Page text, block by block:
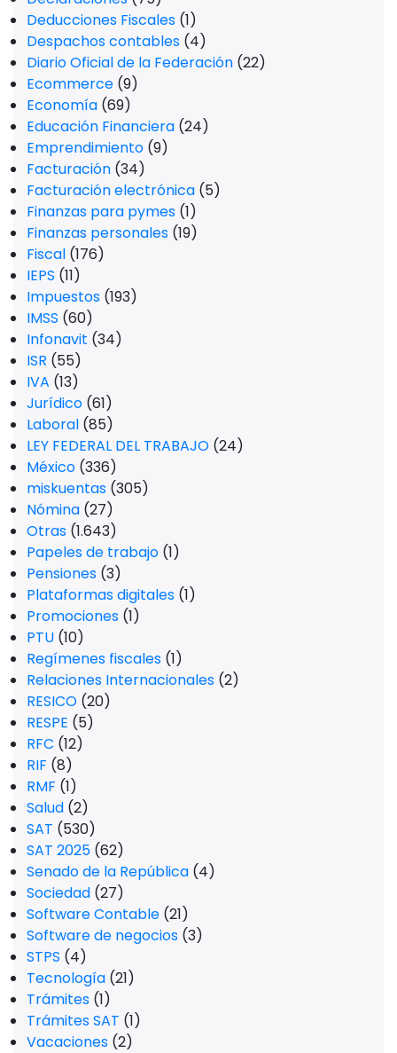
Deducciones Fiscales (1)
Despachos contables (4)
Diario Oficial de la Federación (22)
Ecommerce (9)
Economía (69)
Educación Financiera (24)
Emprendimiento (9)
Facturación (34)
Facturación electrónica (5)
Finanzas para pymes (1)
Finanzas personales (19)
Fiscal (176)
IEPS (11)
Impuestos (193)
IMSS (60)
Infonavit (34)
ISR (55)
IVA (13)
Jurídico (61)
Laboral (85)
LEY FEDERAL DEL TRABAJO (24)
México (336)
miskuentas (305)
Nómina (27)
Otras (1.643)
Papeles de trabajo (1)
Pensiones (3)
Plataformas digitales (1)
Promociones (1)
PTU (10)
Regímenes fiscales (1)
Relaciones Internacionales (2)
RESICO (20)
RESPE (5)
RFC (12)
RIF (8)
RMF (1)
Salud (2)
SAT (530)
SAT 2025 (62)
Senado de la República (4)
Sociedad (27)
Software Contable (21)
Software de negocios (3)
STPS (4)
Tecnología (21)
Trámites (1)
Trámites SAT (1)
Vacaciones (2)